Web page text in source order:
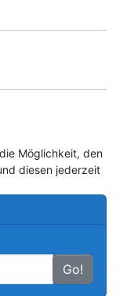
Möglichkeit, den
diesen jederzeit
Go!